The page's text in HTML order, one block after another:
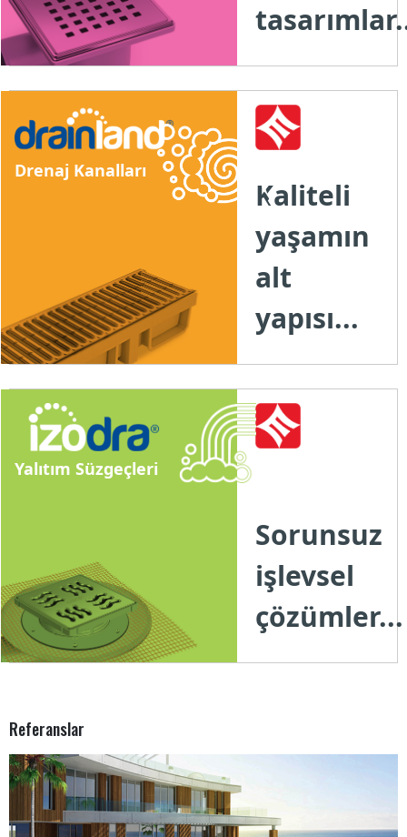
Drenaj Kanalları
Kaliteli
yaşamın
alt
yapısı...
Yalıtım Süzgeçleri
Sorunsuz
işlevsel
çözümler...
Referanslar